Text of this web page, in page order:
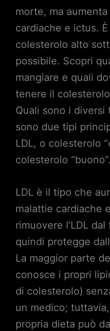
morte, ma
cardiache e ictus.
colesterolo alto
possibile. Scopri
mangiare e quali
tenere il
Quali sono i
sono due tipi
LDL, o colesterolo
colesterolo “buono”.
LDL è il tipo che
malattie cardiache
rimuovere l’LDL
quindi protegge
La maggior parte
conosce i propri
di colesterolo)
un medico;
propria dieta può